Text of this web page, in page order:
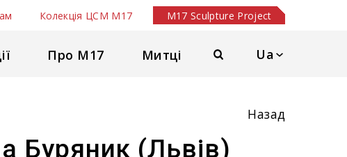
Ua
Про М17 Митці
Колекція ЦСМ М17 M17 Sculpture Project
Назад
Буряник (Львів)